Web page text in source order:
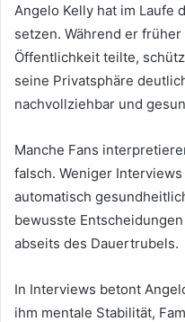
Angelo Kelly hat im Laufe
setzen. Während er
Öffentlichkeit teilte,
seine Privatsphäre
nachvollziehbar und
Manche Fans
falsch. Weniger
automatisch
bewusste
abseits des Dauertrubels.
In Interviews betont
ihm mentale Stabilität,